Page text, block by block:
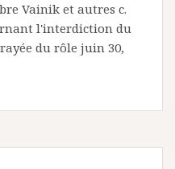
Vainik et autres c.
l'interdiction du
du rôle juin 30,